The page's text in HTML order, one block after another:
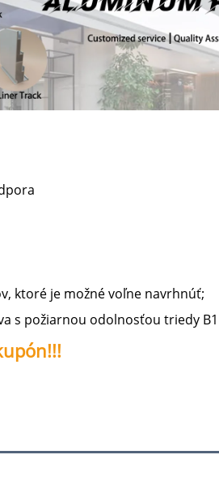
ktoré je možné voľne navrhnúť;
s požiarnou odolnosťou triedy B1